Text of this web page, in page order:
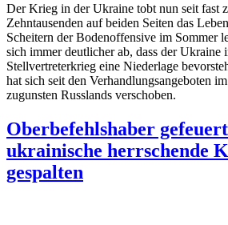
Der Krieg in der Ukraine tobt nun seit fast
Zehntausenden auf beiden Seiten das
Scheitern der Bodenoffensive im Sommer
sich immer deutlicher ab, dass der Ukraine
Stellvertreterkrieg eine Niederlage
hat sich seit den Verhandlungsangeboten
zugunsten Russlands verschoben.
Oberbefehlshaber
ukrainische herrschende
gespalten